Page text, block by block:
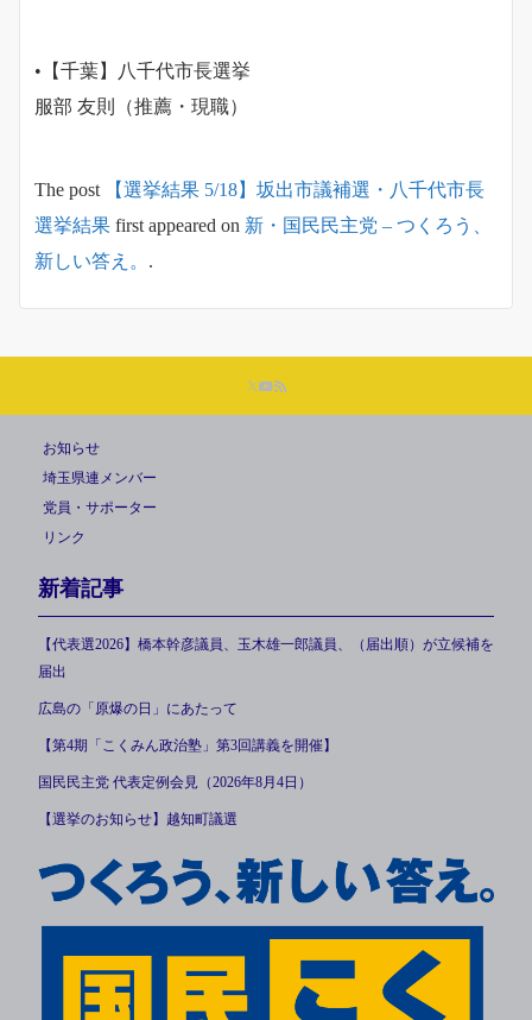
•【千葉】八千代市長選挙
服部 友則（推薦・現職）
The post
【選挙結果 5/18】坂出市議補選・八千代市長
選挙結果 first appeared on 新・国民民主党 – つくろう、
新しい答え。 .
お知らせ
埼玉県連メンバー
党員・サポーター
リンク
新着記事
【代表選2026】橋本幹彦議員、玉木雄一郎議員、（届出順）が立候補を
届出
広島の「原爆の日」にあたって
【第4期「こくみん政治塾」第3回講義を開催】
国民民主党 代表定例会見（2026年8月4日）
【選挙のお知らせ】越知町議選